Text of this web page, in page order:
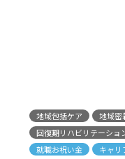
地域包括ケア 地域密
回復期リハビリテーショ
就職お祝い金
キャリ